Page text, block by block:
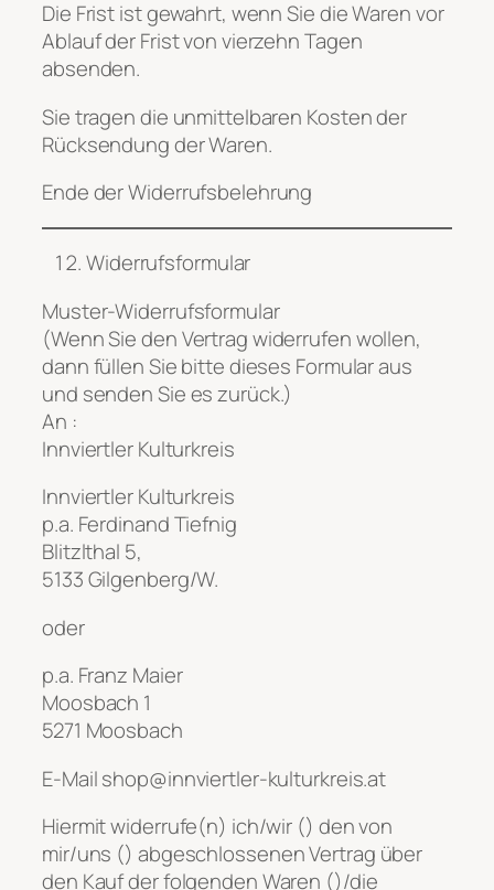
Die Frist ist gewahrt, wenn Sie die Waren vor
Ablauf der Frist von vierzehn Tagen
absenden.
Sie tragen die unmittelbaren Kosten der
Rücksendung der Waren.
Ende der Widerrufsbelehrung
Widerrufsformular
Muster-Widerrufsformular
(Wenn Sie den Vertrag widerrufen wollen,
dann füllen Sie bitte dieses Formular aus
und senden Sie es zurück.)
An :
Innviertler Kulturkreis
Innviertler Kulturkreis
p.a. Ferdinand Tiefnig
Blitzlthal 5,
5133 Gilgenberg/W.
oder
p.a. Franz Maier
Moosbach 1
5271 Moosbach
E-Mail shop@innviertler-kulturkreis.at
Hiermit widerrufe(n) ich/wir () den von
mir/uns () abgeschlossenen Vertrag über
den Kauf der folgenden Waren ()/die